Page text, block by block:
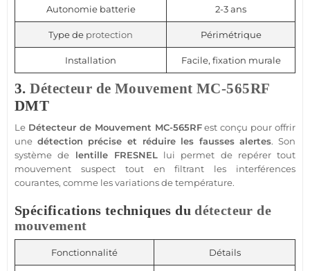
Autonomie batterie 2-3 ans
Type de protection Périmétrique
Installation Facile, fixation murale
3.Détecteur de Mouvement MC-565RF
DMT
Le Détecteur de Mouvement MC-565RFest conçu pour offrir
une détection précise et réduire les fausses alertes. Son
système de lentille FRESNELlui permet de repérer tout
mouvement suspect tout en filtrant les interférences
courantes, comme les variations detempérature.
Spécifications techniques dudétecteur de
mouvement
Fonctionnalité Détails